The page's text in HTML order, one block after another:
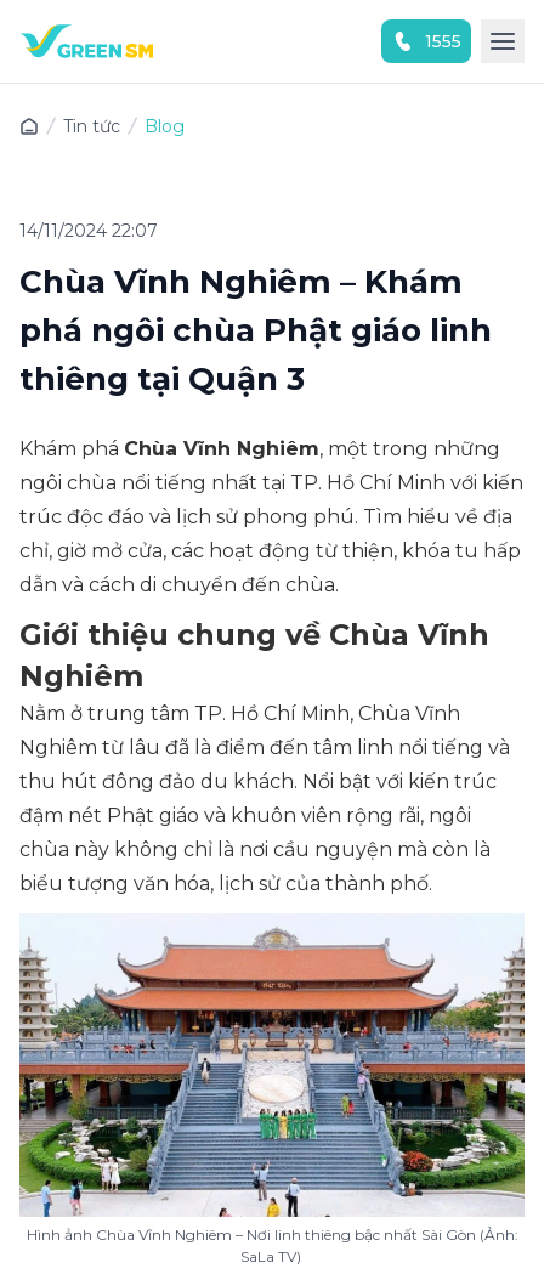
1555
Tin tức Blog
14/11/2024 22:07
Chùa Vĩnh Nghiêm – Khám
phá ngôi chùa Phật giáo linh
thiêng tại Quận 3
Khám phá Chùa Vĩnh Nghiêm, một trong những
ngôi chùa nổi tiếng nhất tại TP. Hồ Chí Minh với kiến
trúc độc đáo và lịch sử phong phú. Tìm hiểu về địa
chỉ, giờ mở cửa, các hoạt động từ thiện, khóa tu hấp
dẫn và cách di chuyển đến chùa.
Giới thiệu chung về Chùa Vĩnh
Nghiêm
Nằm ở trung tâm TP. Hồ Chí Minh, Chùa Vĩnh
Nghiêm từ lâu đã là điểm đến tâm linh nổi tiếng và
thu hút đông đảo du khách. Nổi bật với kiến trúc
đậm nét Phật giáo và khuôn viên rộng rãi, ngôi
chùa này không chỉ là nơi cầu nguyện mà còn là
biểu tượng văn hóa, lịch sử của thành phố.
Hình ảnh Chùa Vĩnh Nghiêm – Nơi linh thiêng bậc nhất Sài Gòn (Ảnh:
SaLa TV)